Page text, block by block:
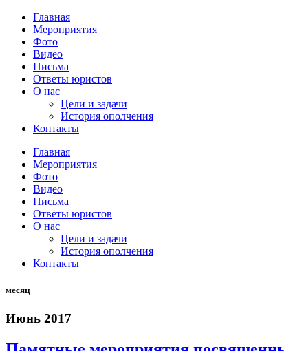
Главная
Мероприятия
Фото
Видео
Письма
Ответы юристов
О нас
Цели и задачи
История ополчения
Контакты
Главная
Мероприятия
Фото
Видео
Письма
Ответы юристов
О нас
Цели и задачи
История ополчения
Контакты
месяц
Июнь 2017